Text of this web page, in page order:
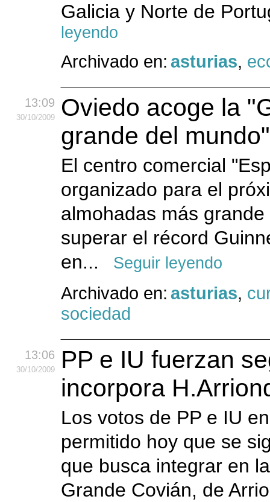
Galicia y Norte de
leyendo
Archivado en: asturias,
13:09
30/10/2009
Oviedo acoge la
grande del
El centro comercial
organizado para el
almohadas más
superar el récord
en...
Seguir leyendo
Archivado en: asturias,
sociedad
13:06
30/10/2009
PP e IU fuerzan
incorpora
Los votos de PP e IU
permitido hoy que se
que busca integrar en
Grande Covián, de